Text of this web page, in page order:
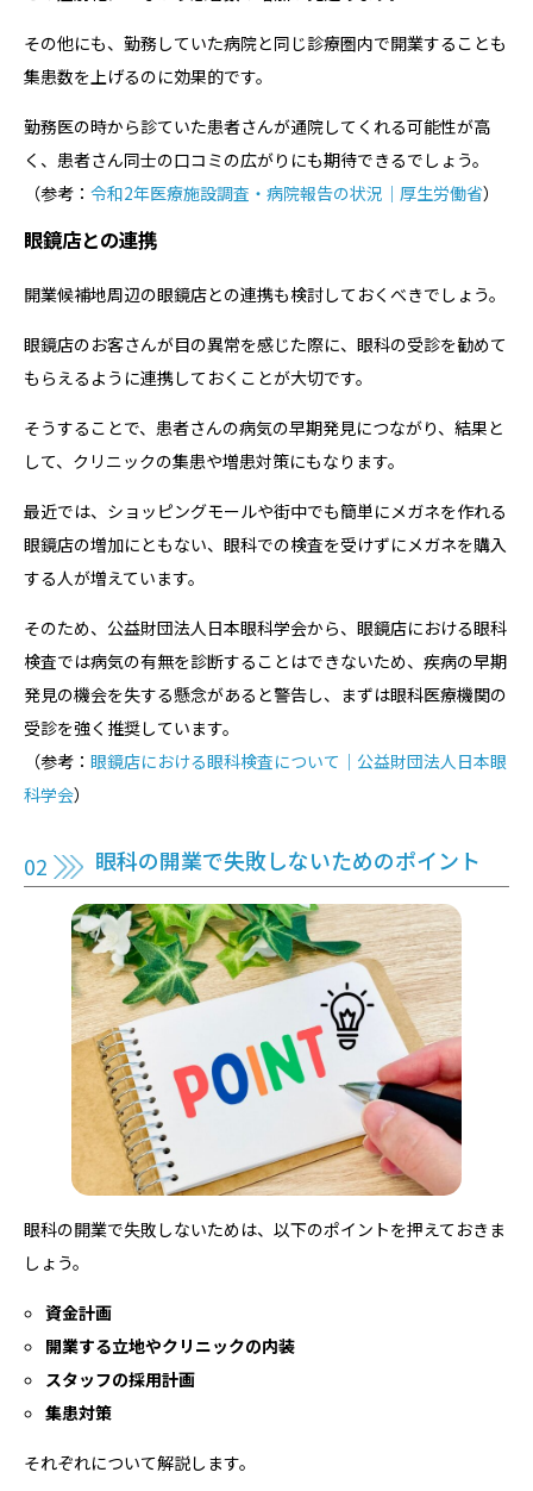
その他にも、勤務していた病院と同じ診療圏内で開業することも
集患数を上げるのに効果的です。
勤務医の時から診ていた患者さんが通院してくれる可能性が高
く、患者さん同士の口コミの広がりにも期待できるでしょう。
（参考： 令和2年医療施設調査・病院報告の状況｜厚生労働省）
眼鏡店との連携
開業候補地周辺の眼鏡店との連携も検討しておくべきでしょう。
眼鏡店のお客さんが目の異常を感じた際に、眼科の受診を勧めて
もらえるように連携しておくことが大切です。
そうすることで、患者さんの病気の早期発見につながり、結果と
して、クリニックの集患や増患対策にもなります。
最近では、ショッピングモールや街中でも簡単にメガネを作れる
眼鏡店の増加にともない、眼科での検査を受けずにメガネを購入
する人が増えています。
そのため、公益財団法人日本眼科学会から、眼鏡店における眼科
検査では病気の有無を診断することはできないため、疾病の早期
発見の機会を失する懸念があると警告し、まずは眼科医療機関の
受診を強く推奨しています。
（参考： 眼鏡店における眼科検査について｜公益財団法人日本眼
科学会）
眼科の開業で失敗しないためのポイント
眼科の開業で失敗しないためは、以下のポイントを押えておきま
しょう。
資金計画
開業する立地やクリニックの内装
スタッフの採用計画
集患対策
それぞれについて解説します。